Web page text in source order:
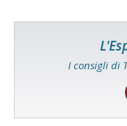
I consigli di